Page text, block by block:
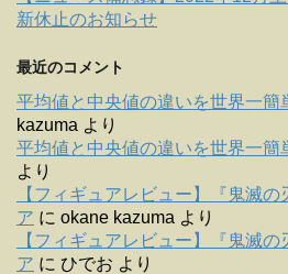
新休止のお知らせ
最近のコメント
平均値と中央値の違いを世界一簡
kazuma より
平均値と中央値の違いを世界一簡
より
【フィギュアレビュー】『鬼滅
ア に okane kazuma より
【フィギュアレビュー】『鬼滅
ア に ひでお より